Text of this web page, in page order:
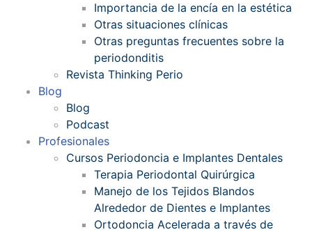
Importancia de la encía en la estética
Otras situaciones clínicas
Otras preguntas frecuentes sobre la
periodonditis
Revista Thinking Perio
Blog
Blog
Podcast
Profesionales
Cursos Periodoncia e Implantes Dentales
Terapia Periodontal Quirúrgica
Manejo de los Tejidos Blandos
Alrededor de Dientes e Implantes
Ortodoncia Acelerada a través de